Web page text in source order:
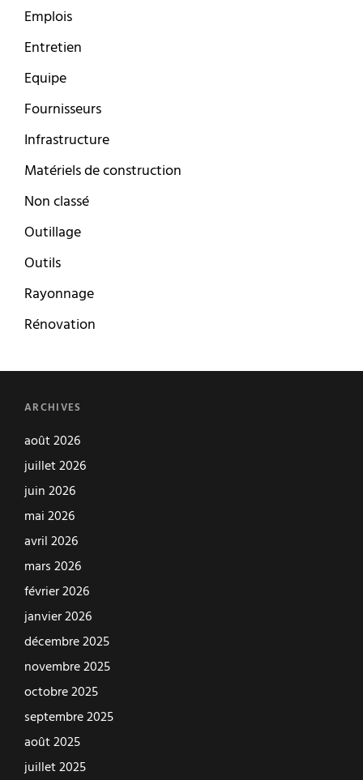
Emplois
Entretien
Equipe
Fournisseurs
Infrastructure
Matériels de construction
Non classé
Outillage
Outils
Rayonnage
Rénovation
ARCHIVES
août 2026
juillet 2026
juin 2026
mai 2026
avril 2026
mars 2026
février 2026
janvier 2026
décembre 2025
novembre 2025
octobre 2025
septembre 2025
août 2025
juillet 2025